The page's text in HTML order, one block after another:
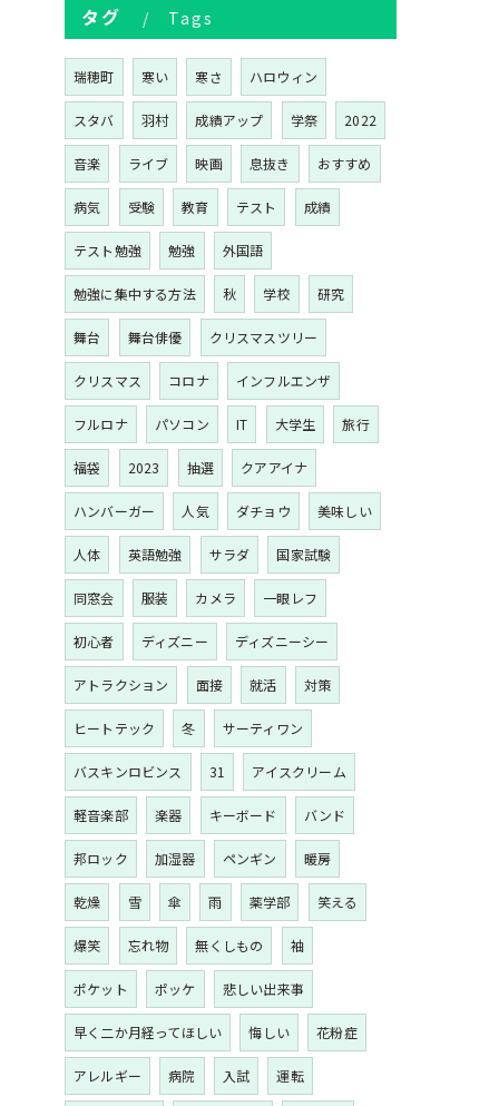
タグ Tags
瑞穂町 寒い 寒さ ハロウィン
スタバ 羽村 成績アップ 学祭 2022
音楽 ライブ 映画 息抜き おすすめ
病気 受験 教育 テスト 成績
テスト勉強 勉強 外国語
勉強に集中する方法 秋 学校 研究
舞台 舞台俳優 クリスマスツリー
クリスマス コロナ インフルエンザ
フルロナ パソコン IT 大学生 旅行
福袋 2023 抽選 クアアイナ
ハンバーガー 人気 ダチョウ 美味しい
人体 英語勉強 サラダ 国家試験
同窓会 服装 カメラ 一眼レフ
初心者 ディズニー ディズニーシー
アトラクション 面接 就活 対策
ヒートテック 冬 サーティワン
バスキンロビンス 31 アイスクリーム
軽音楽部 楽器 キーボード バンド
邦ロック 加湿器 ペンギン 暖房
乾燥 雪 傘 雨 薬学部 笑える
爆笑 忘れ物 無くしもの 袖
ポケット ポッケ 悲しい出来事
早く二か月経ってほしい 悔しい 花粉症
アレルギー 病院 入試 運転